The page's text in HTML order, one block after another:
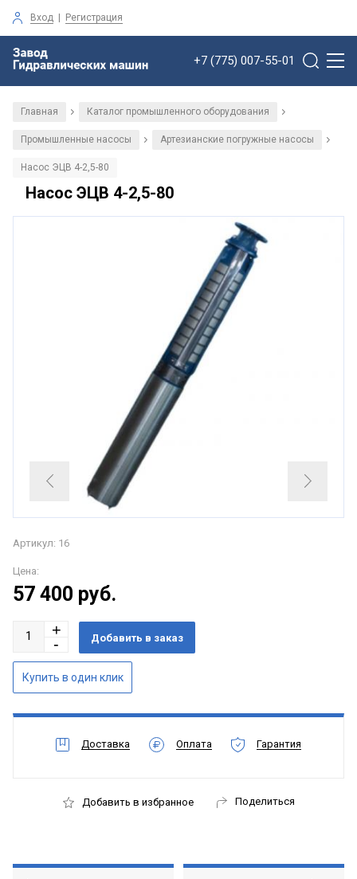
Вход | Регистрация
+7 (775) 007-55-01
Главная / Каталог промышленного оборудования /
Промышленные насосы / Артезианские погружные насосы /
Насос ЭЦВ 4-2,5-80
Насос ЭЦВ 4-2,5-80
Артикул: 16
Цена:
57 400 руб.
Доставка Оплата Гарантия
Добавить в избранное Поделиться